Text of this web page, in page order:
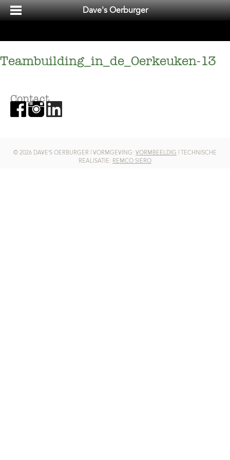
Dave's Oerburger
Teambuilding_in_de_Oerkeuken-13
Contact
© 2026 DAVE’S OERBURGER | VORMGEVING: VORMBEELDIG | TECHNISCHE
REALISATIE: REMCO SIERO